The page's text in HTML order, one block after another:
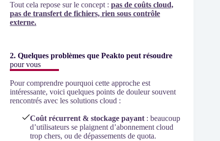
Tout cela repose sur le concept : pas de coûts cloud,
pas de transfert de fichiers, rien sous contrôle
externe.
2. Quelques problèmes que Peakto peut résoudre
pour vous
Pour comprendre pourquoi cette approche est
intéressante, voici quelques points de douleur souvent
rencontrés avec les solutions cloud :
Coût récurrent & stockage payant : beaucoup
d’utilisateurs se plaignent d’abonnement cloud
trop chers, ou de dépassements de quota.